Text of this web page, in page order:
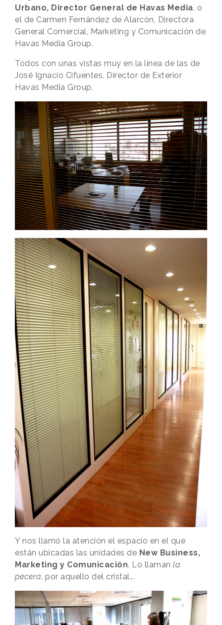
Urbano, Director General de Havas Media, o
el de Carmen Fernández de Alarcón, Directora
General Comercial, Marketing y Comunicación de
Havas Media Group.
Todos con unas vistas muy en la línea de las de
José Ignacio Cifuentes, Director de Exterior
Havas Media Group.
Y nos llamó la atención el espacio en el que
están ubicadas las unidades de New Business,
Marketing y Comunicación. Lo llaman la
pecera, por aquello del cristal...